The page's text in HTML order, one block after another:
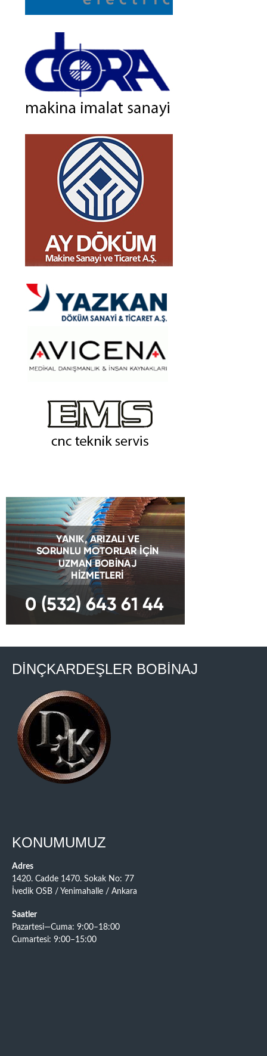
DİNÇKARDEŞLER BOBİNAJ
KONUMUMUZ
Adres
1420. Cadde 1470. Sokak No: 77
İvedik OSB / Yenimahalle / Ankara
Saatler
Pazartesi—Cuma: 9:00–18:00
Cumartesi: 9:00–15:00